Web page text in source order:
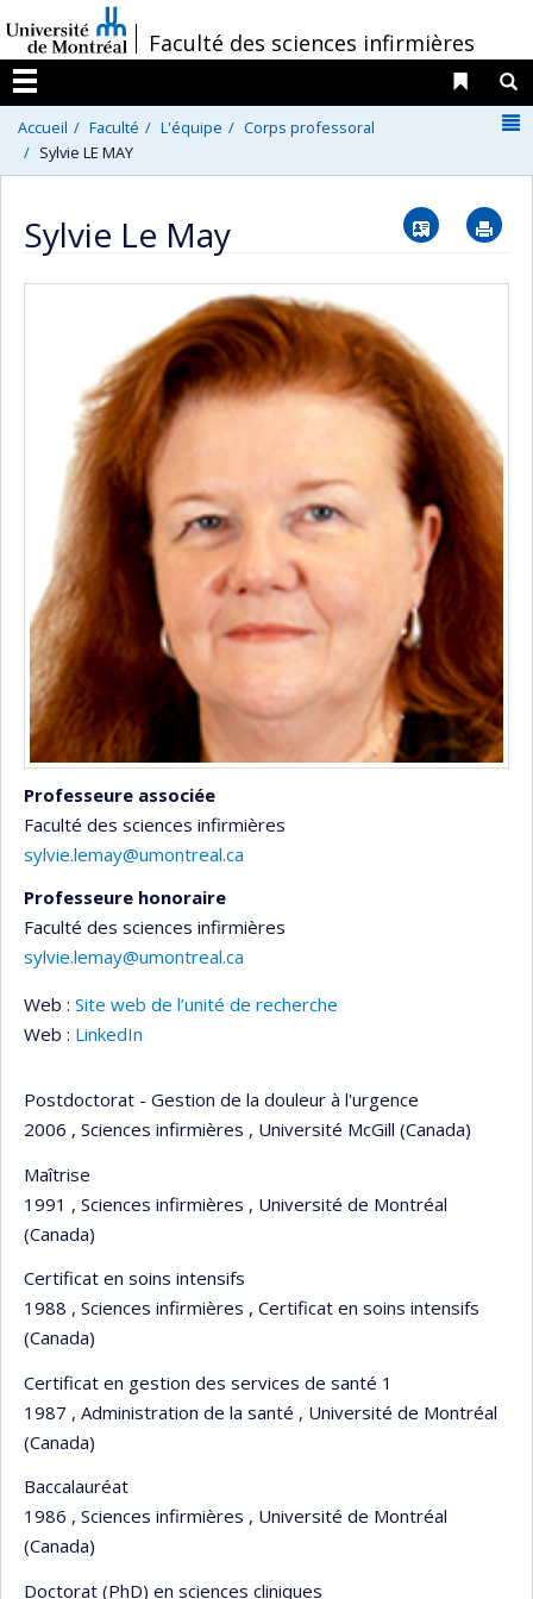
au
contenu
/Faculté des sciences infirmières
Menu
Liens
Accueil Faculté L'équipe
Corps professoral
Sylvie LE MAY
Sylvie Le May Vcard
Professeure associée
Faculté des sciences infirmières
sylvie.lemay@umontreal.ca
Professeure honoraire
Faculté des sciences infirmières
sylvie.lemay@umontreal.ca
Web : Site web de l’unité de recherche
Web : LinkedIn
Postdoctorat - Gestion de la douleur à l'urgence
2006 , Sciences infirmières , Université McGill (Canada)
Maîtrise
1991 , Sciences infirmières , Université de Montréal
(Canada)
Certificat en soins intensifs
1988 , Sciences infirmières , Certificat en soins intensifs
(Canada)
Certificat en gestion des services de santé 1
1987 , Administration de la santé , Université de Montréal
(Canada)
Baccalauréat
1986 , Sciences infirmières , Université de Montréal
(Canada)
Doctorat (PhD) en sciences cliniques